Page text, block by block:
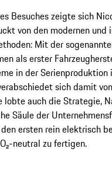
Besuches zeigte sich
von den modernen und
Mit der
als erster
in der
sich damit
lobte auch die Strategie,
Säule der
ersten rein elektrisch
neutral zu fertigen.